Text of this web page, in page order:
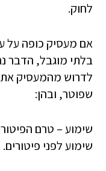
לחוק.
אם מעסיק כופה על
בלתי מוגבל, הדבר
לדרוש מהמעסיק את
שפוטר, ובהן:
שימוע – טרם
שימוע לפני פיטורים.